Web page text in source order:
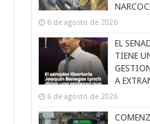
6 de agosto de 2026
EL
TIENE
A
6 de agosto de 2026